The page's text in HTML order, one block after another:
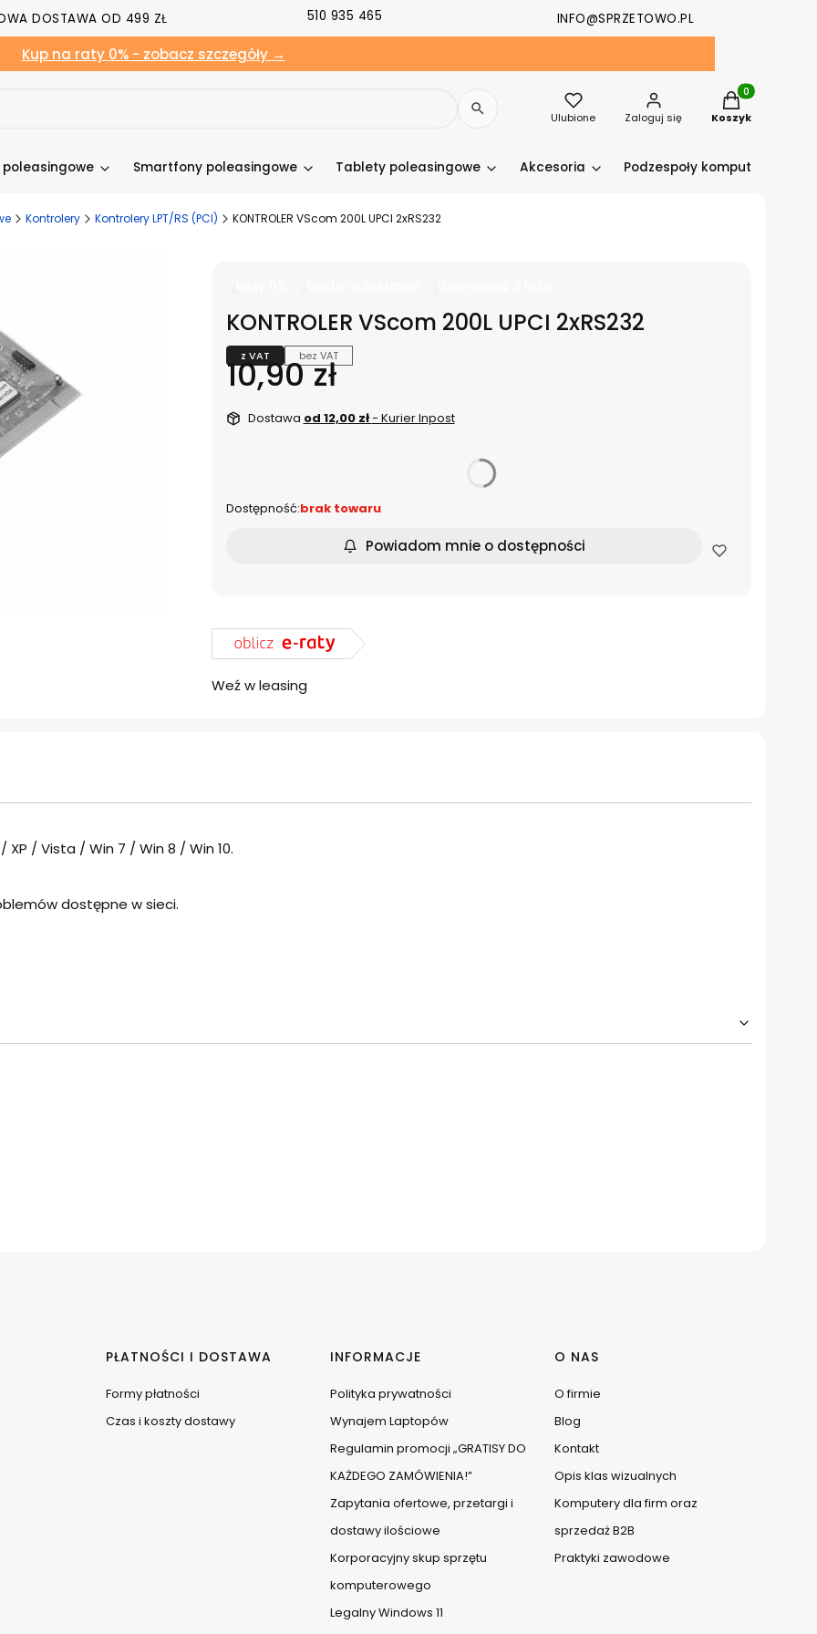
DOSTAWA OD 499 ZŁ 510 935 465 INFO@SPRZETOWO.PL
Kup na raty 0% - zobacz szczegóły →
Ulubione Zaloguj się
Produkty w
Koszyk
Smartfony poleasingowe Tablety poleasingowe Akcesoria Podzespoły komputerowe
Kontrolery Kontrolery LPT/RS (PCI) KONTROLER VScom 200L UPCI 2xRS232
KONTROLER VScom 200L UPCI 2xRS232
z VAT bez VAT
Cena
10,90 zł
Dostawa od 12,00 zł- Kurier Inpost
Dostępność:brak towaru
Powiadom mnie o dostępności
Weź w leasing
XP / Vista / Win 7 / Win 8 / Win 10.
dostępne w sieci.
PŁATNOŚCI I DOSTAWA
Formy płatności
Czas i koszty dostawy
INFORMACJE
Polityka prywatności
Wynajem Laptopów
Regulamin promocji „GRATISY DO
KAŻDEGO ZAMÓWIENIA!”
Zapytania ofertowe, przetargi i
dostawy ilościowe
Korporacyjny skup sprzętu
komputerowego
Legalny Windows 11
O NAS
O firmie
Blog
Kontakt
Opis klas wizualnych
Komputery dla firm oraz
sprzedaż B2B
Praktyki zawodowe